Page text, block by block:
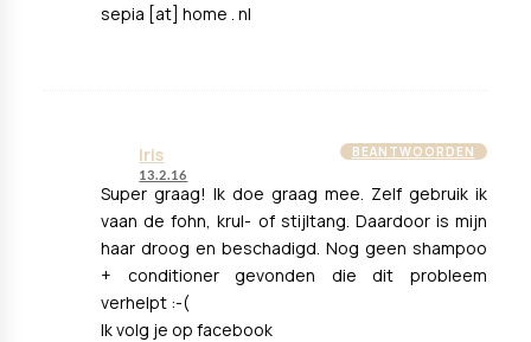
sepia [at] home . nl
Iris
13.2.16
Super graag! Ik doe graag mee. Zelf gebruik ik
vaan de fohn, krul- of stijltang. Daardoor is mijn
haar droog en beschadigd. Nog geen shampoo
+ conditioner gevonden die dit probleem
verhelpt :-(
Ik volg je op facebook
BEANTWOORDEN